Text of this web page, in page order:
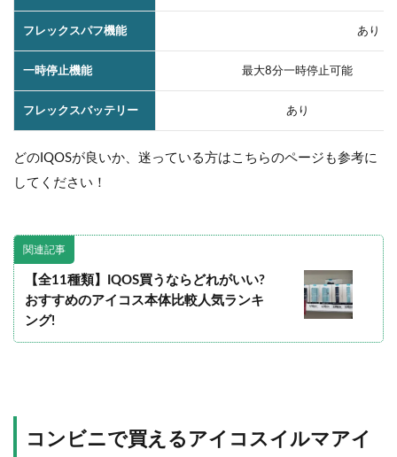
フレックスパフ機能 あり
一時停止機能 最大8分一時停止可能
フレックスバッテリー あり
どのIQOSが良いか、迷っている方はこちらのページも参考に
してください！
関連記事
【全11種類】IQOS買うならどれがいい?
おすすめのアイコス本体比較人気ランキ
ング!
コンビニで買えるアイコスイルマアイ